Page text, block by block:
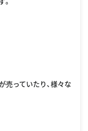
売っていたり、様々な